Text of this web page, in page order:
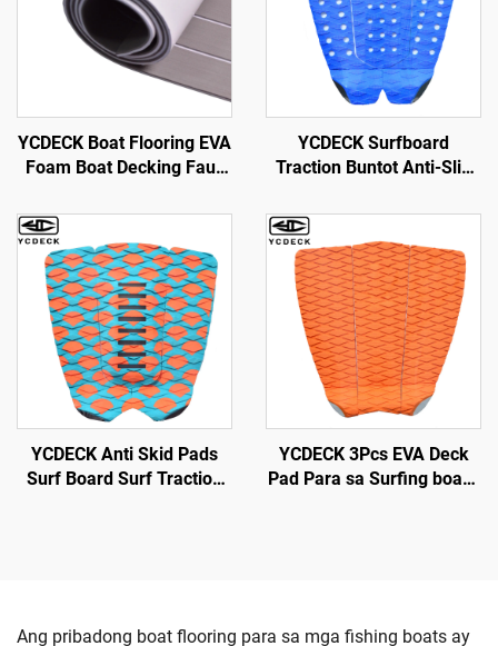
YCDECK Boat Flooring EVA
Foam Boat Decking Faux
Mat Boat Carpet Sheet
para sa Jon Boats Swim
Platform Helm Pad RV
Floor
YCDECK Surfboard
Traction Buntot Anti-Slip
para sa Snowboarding
SUP Longboard
YCDECK Anti Skid Pads
Surf Board Surf Traction
YCDECK 3Pcs EVA Deck
Pad Para sa Surfing board
Ang pribadong boat flooring para sa mga fishing boats ay